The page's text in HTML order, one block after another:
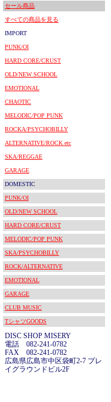
セール商品
すべての商品を見る
IMPORT
PUNK/OI
HARD CORE/CRUST
OLD/NEW SCHOOL
EMOTIONAL
CHAOTIC
MELODIC/POP PUNK
ROCKA/PSYCHOBILLY
ALTERNATIVE/ROCK etc
SKA/REGGAE
GARAGE
DOMESTIC
PUNK/OI
OLD/NEW SCHOOL
HARD CORE/CRUST
MELODIC/POP PUNK
SKA/PSYCHOBILLY
ROCK/ALTERNATIVE
EMOTIONAL
GARAGE
CLUB MUSIC
TシャツGOODS
DISC SHOP MISERY
電話 082-241-0782
FAX 082-241-0782
広島県広島市中区袋町2-7 プレ
イグラウンドビル2F